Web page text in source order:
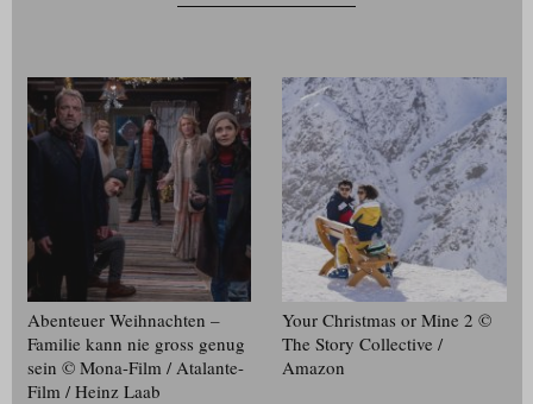
Abenteuer Weihnachten –
Familie kann nie gross genug
sein © Mona-Film / Atalante-
Film / Heinz Laab
Your Christmas or Mine 2 ©
The Story Collective /
Amazon